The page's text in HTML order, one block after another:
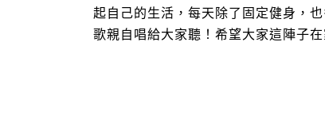
起自己的生活，每天除了固定健身，
歌親自唱給大家聽！ 希望大家這陣子